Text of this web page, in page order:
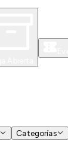
Categorías